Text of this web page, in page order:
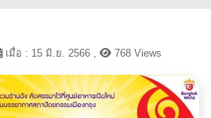
เมื่อ : 15 มิ.ย. 2566 , 768 Views